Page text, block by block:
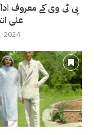
پی ٹی وی کے معروف
علی
2024